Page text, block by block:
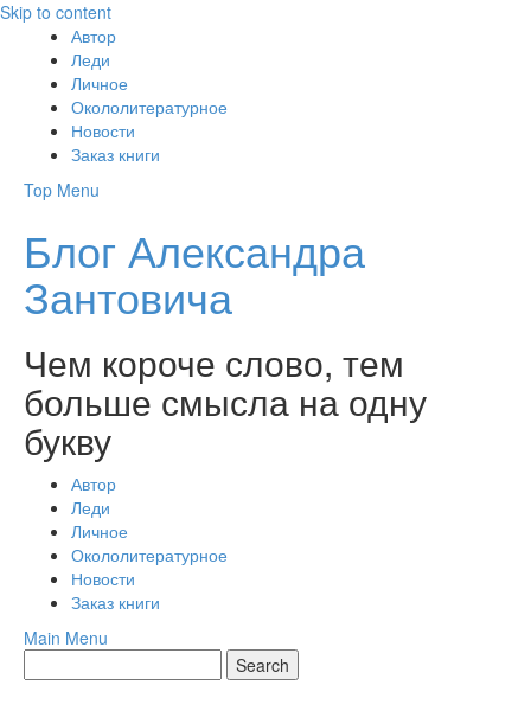
Skip to content
Автор
Леди
Личное
Окололитературное
Новости
Заказ книги
Top Menu
Блог Александра
Зантовича
Чем короче слово, тем
больше смысла на одну
букву
Автор
Леди
Личное
Окололитературное
Новости
Заказ книги
Main Menu